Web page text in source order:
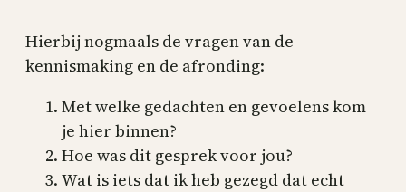
Hierbij nogmaals de vragen van de
kennismaking en de afronding:
Met welke gedachten en gevoelens kom
je hier binnen?
Hoe was dit gesprek voor jou?
Wat is iets dat ik heb gezegd dat echt